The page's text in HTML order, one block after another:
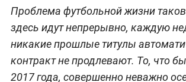
Проблема футбольной жизни
здесь идут непрерывно, каждую
никакие прошлые титулы
контракт не продлевают. То, что
2017 года, совершенно неважно